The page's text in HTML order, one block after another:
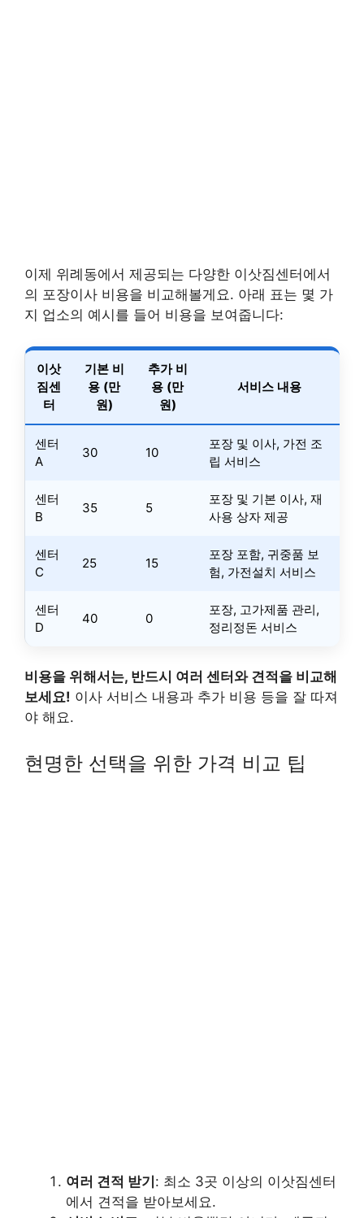
이제 위례동에서 제공되는 다양한 이삿짐센터에서
의 포장이사 비용을 비교해볼게요. 아래 표는 몇 가
지 업소의 예시를 들어 비용을 보여줍니다:
이삿
짐센
터
기본 비
용 (만
원)
추가 비
용 (만
원)
서비스 내용
센터
A
30 10
포장 및 이사, 가전 조
립 서비스
센터
B
35 5
포장 및 기본 이사, 재
사용 상자 제공
센터
C
25 15
포장 포함, 귀중품 보
험, 가전설치 서비스
센터
D
40 0
포장, 고가제품 관리,
정리정돈 서비스
비용을 위해서는, 반드시 여러 센터와 견적을 비교해
보세요! 이사 서비스 내용과 추가 비용 등을 잘 따져
야 해요.
현명한 선택을 위한 가격 비교 팁
여러 견적 받기: 최소 3곳 이상의 이삿짐센터
에서 견적을 받아보세요.